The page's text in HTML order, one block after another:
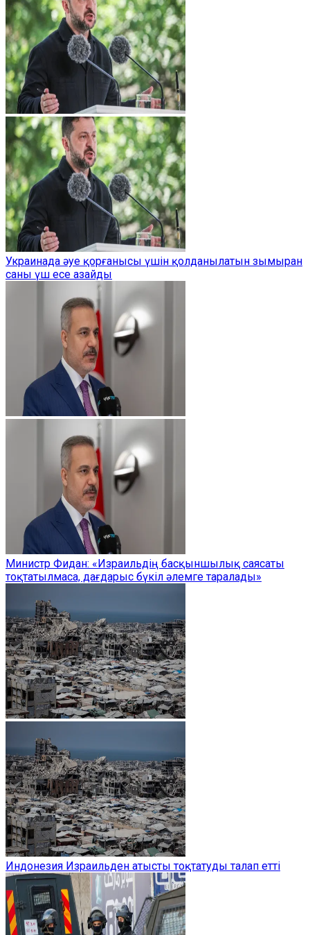
Украинада әуе қорғанысы үшін қолданылатын зымыран
саны үш есе азайды
Министр Фидан: «Израильдің басқыншылық саясаты
тоқтатылмаса, дағдарыс бүкіл әлемге таралады»
Индонезия Израильден атысты тоқтатуды талап етті